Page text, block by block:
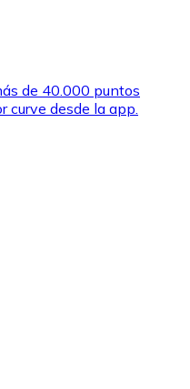
de 40.000 puntos
curve desde la app.